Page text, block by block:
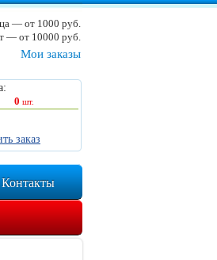
Мои заказы
0 шт.
заказ
— от 1000 руб.
— от 10000 руб.
Контакты